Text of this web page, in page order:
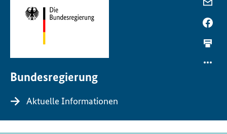
Bundesregierung
Aktuelle Informationen